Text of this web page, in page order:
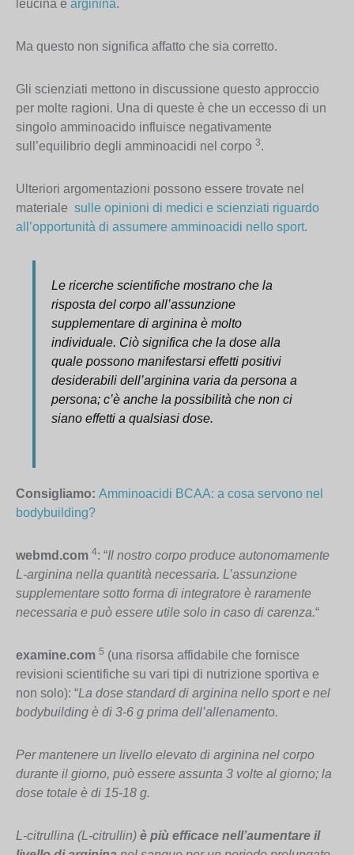
leucina e arginina.
Ma questo non significa affatto che sia corretto.
Gli scienziati mettono in discussione questo approccio
per molte ragioni. Una di queste è che un eccesso di un
singolo amminoacido influisce negativamente
sull’equilibrio degli amminoacidi nel corpo 3.
Ulteriori argomentazioni possono essere trovate nel
materiale sulle opinioni di medici e scienziati riguardo
all’opportunità di assumere amminoacidi nello sport.
Le ricerche scientifiche mostrano che la
risposta del corpo all’assunzione
supplementare di arginina è molto
individuale. Ciò significa che la dose alla
quale possono manifestarsi effetti positivi
desiderabili dell’arginina varia da persona a
persona; c’è anche la possibilità che non ci
siano effetti a qualsiasi dose.
Consigliamo: Amminoacidi BCAA: a cosa servono nel
bodybuilding?
webmd.com 4: “Il nostro corpo produce autonomamente
L-arginina nella quantità necessaria. L’assunzione
supplementare sotto forma di integratore è raramente
necessaria e può essere utile solo in caso di carenza.“
examine.com 5 (una risorsa affidabile che fornisce
revisioni scientifiche su vari tipi di nutrizione sportiva e
non solo): “La dose standard di arginina nello sport e nel
bodybuilding è di 3-6 g prima dell’allenamento.
Per mantenere un livello elevato di arginina nel corpo
durante il giorno, può essere assunta 3 volte al giorno; la
dose totale è di 15-18 g.
L-citrullina (L-citrullin) è più efficace nell’aumentare il